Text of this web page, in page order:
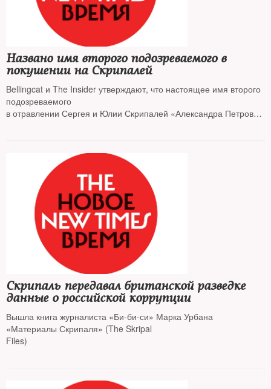
Названо имя второго подозреваемого в
покушении на Скрипалей
Bellingcat и The Insider утверждают, что настоящее имя второго
подозреваемого
в отравлении Сергея и Юлии Скрипалей «Александра Петрова»
Скрипаль передавал британской разведке
данные о российской коррупции
Вышла книга журналиста «Би-би-си» Марка Урбана
«Материалы Скрипаля» (The Skripal
Files)